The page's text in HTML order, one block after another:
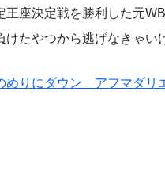
王座決定戦を勝利した元
けたやつから逃げなきゃ
めりにダウン アフマダリ